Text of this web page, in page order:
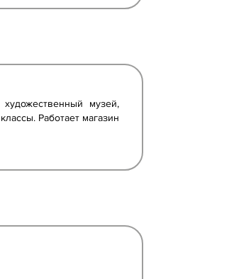
музей,
Работает магазин